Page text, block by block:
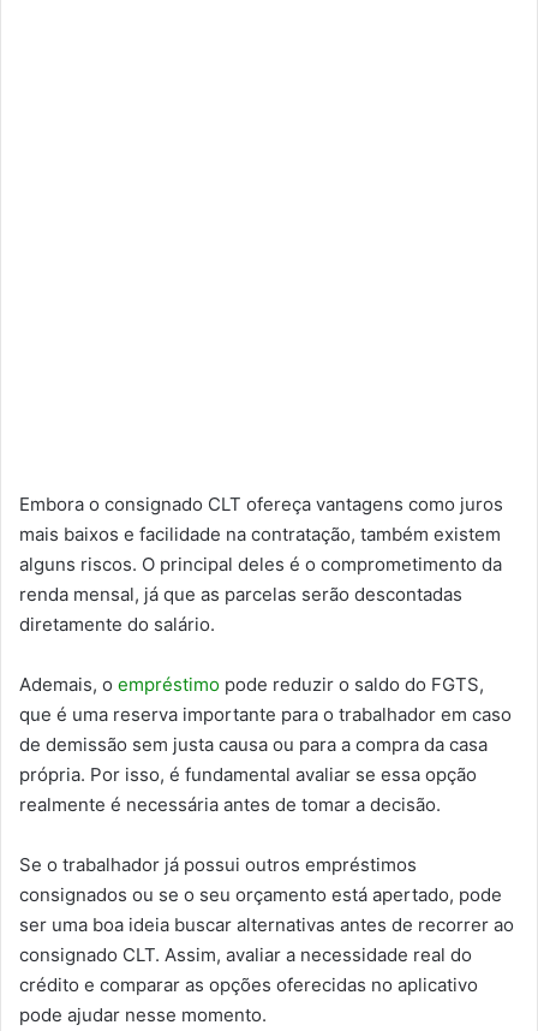
Embora o consignado CLT ofereça vantagens como juros
mais baixos e facilidade na contratação, também existem
alguns riscos. O principal deles é o comprometimento da
renda mensal, já que as parcelas serão descontadas
diretamente do salário.
Ademais, o empréstimo pode reduzir o saldo do FGTS,
que é uma reserva importante para o trabalhador em caso
de demissão sem justa causa ou para a compra da casa
própria. Por isso, é fundamental avaliar se essa opção
realmente é necessária antes de tomar a decisão.
Se o trabalhador já possui outros empréstimos
consignados ou se o seu orçamento está apertado, pode
ser uma boa ideia buscar alternativas antes de recorrer ao
consignado CLT. Assim, avaliar a necessidade real do
crédito e comparar as opções oferecidas no aplicativo
pode ajudar nesse momento.